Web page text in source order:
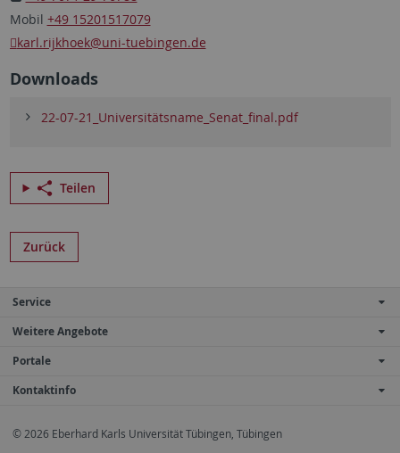
Mobil +49 15201517079
karl.rijkhoek@uni-tuebingen.de
Downloads
22-07-21_Universitätsname_Senat_final.pdf
Teilen
Zurück
Service
Weitere Angebote
Portale
Kontaktinfo
© 2026 Eberhard Karls Universität Tübingen, Tübingen